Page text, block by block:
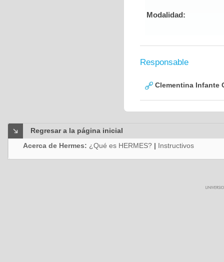
Modalidad:
Responsable
Clementina Infante
Regresar a la página inicial
Acerca de Hermes: ¿Qué es HERMES? | Instructivos